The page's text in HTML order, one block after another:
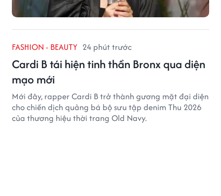
FASHION - BEAUTY 24 phút trước
Cardi B tái hiện tinh thần Bronx qua diện
mạo mới
Mới đây, rapper Cardi B trở thành gương mặt đại diện
cho chiến dịch quảng bá bộ sưu tập denim Thu 2026
của thương hiệu thời trang Old Navy.